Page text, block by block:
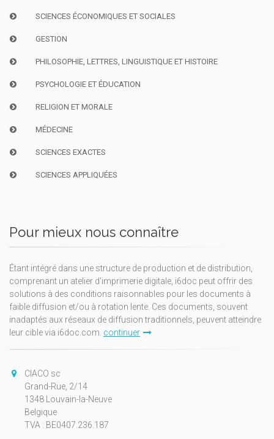
SCIENCES ÉCONOMIQUES ET SOCIALES
GESTION
PHILOSOPHIE, LETTRES, LINGUISTIQUE ET HISTOIRE
PSYCHOLOGIE ET ÉDUCATION
RELIGION ET MORALE
MÉDECINE
SCIENCES EXACTES
SCIENCES APPLIQUÉES
Pour mieux nous connaître
Étant intégré dans une structure de production et de distribution,
comprenant un atelier d'imprimerie digitale, i6doc peut offrir des
solutions à des conditions raisonnables pour les documents à
faible diffusion et/ou à rotation lente. Ces documents, souvent
inadaptés aux réseaux de diffusion traditionnels, peuvent atteindre
leur cible via i6doc.com. continuer
CIACO sc
Grand-Rue, 2/14
1348 Louvain-la-Neuve
Belgique
TVA : BE0407.236.187